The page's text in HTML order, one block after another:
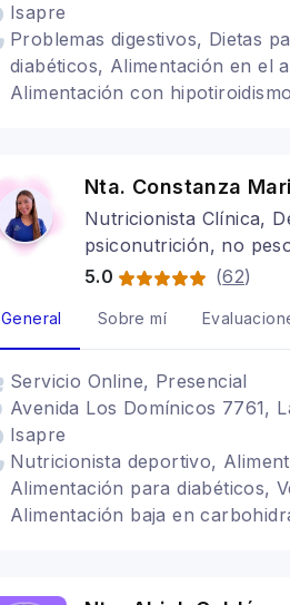
Isapre
Problemas digestivos, Dietas
diabéticos, Alimentación en el
Alimentación con
Nta. Constanza
Nutricionista Clínica,
psiconutrición, no
5.0
(62)
General Sobre mí
Servicio Online, Presencial
Avenida Los Domínicos 7761,
Isapre
Nutricionista deportivo,
Alimentación para diabéticos,
Alimentación baja en
hipotiroidismo, SIBO,